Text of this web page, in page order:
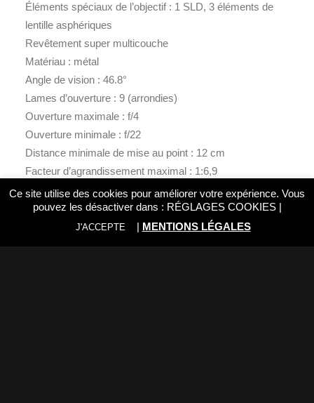
Éléments spéciaux de l’objectif : 1 SLD, 3 éléments de
lentille asphériques
Revêtement super multicouche
Matériau : métal
Angle de vision : 46.8°
Lames d’ouverture : 9 (arrondies)
Ouverture maximale : f/4
Ouverture minimale : f/22
Distance minimale de mise au point : 12 cm
Facteur d’agrandissement maximal : 1:6,9
Taille du filtre:φ58mm
Monture : Sony E
Dimensions : φ70mm×68mm
Poids : 350 grammes
Ce site utilise des cookies pour améliorer votre expérience. Vous
pouvez les désactiver dans : RÉGLAGES COOKIES|
J'ACCEPTE | MENTIONS LÉGALES